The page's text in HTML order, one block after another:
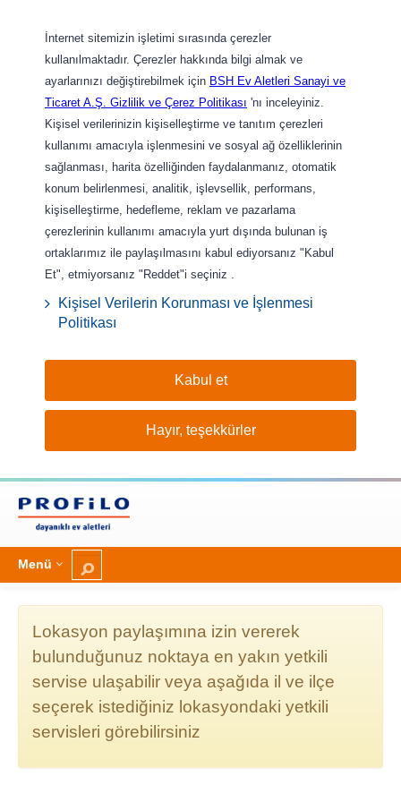
İnternet sitemizin işletimi sırasında çerezler
kullanılmaktadır. Çerezler hakkında bilgi almak ve
ayarlarınızı değiştirebilmek için BSH Ev Aletleri Sanayi ve
Ticaret A.Ş. Gizlilik ve Çerez Politikası 'nı inceleyiniz.
Kişisel verilerinizin kişiselleştirme ve tanıtım çerezleri
kullanımı amacıyla işlenmesini ve sosyal ağ özelliklerinin
sağlanması, harita özelliğinden faydalanmanız, otomatik
konum belirlenmesi, analitik, işlevsellik, performans,
kişiselleştirme, hedefleme, reklam ve pazarlama
çerezlerinin kullanımı amacıyla yurt dışında bulunan iş
ortaklarımız ile paylaşılmasını kabul ediyorsanız "Kabul
Et", etmiyorsanız "Reddet"i seçiniz .
Kişisel Verilerin Korunması ve İşlenmesi
Politikası
Kabul et
Hayır, teşekkürler
Daha fazla göster
Menü
Lokasyon paylaşımına izin vererek
bulunduğunuz noktaya en yakın yetkili
servise ulaşabilir veya aşağıda il ve ilçe
seçerek istediğiniz lokasyondaki yetkili
servisleri görebilirsiniz